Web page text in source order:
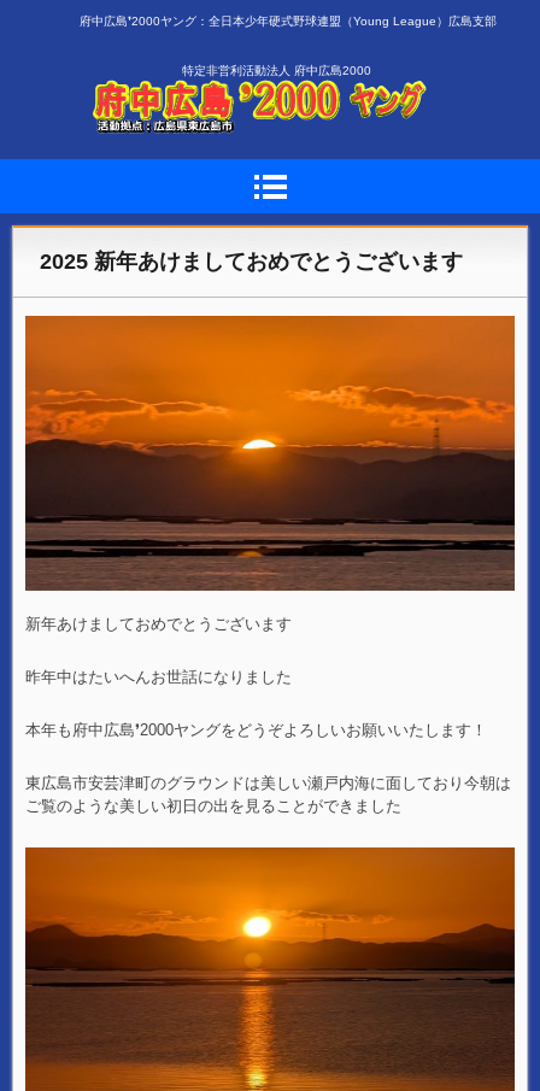
府中広島❜2000ヤング：全日本少年硬式野球連盟（Young League）広島支部
特定非営利活動法人 府中広島2000
2025 新年あけましておめでとうございます
新年あけましておめでとうございます
昨年中はたいへんお世話になりました
本年も府中広島❜2000ヤングをどうぞよろしいお願いいたします！
東広島市安芸津町のグラウンドは美しい瀬戸内海に面しており今朝は
ご覧のような美しい初日の出を見ることができました